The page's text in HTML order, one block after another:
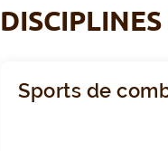
Sports de